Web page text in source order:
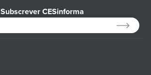
Subscrever CESinforma